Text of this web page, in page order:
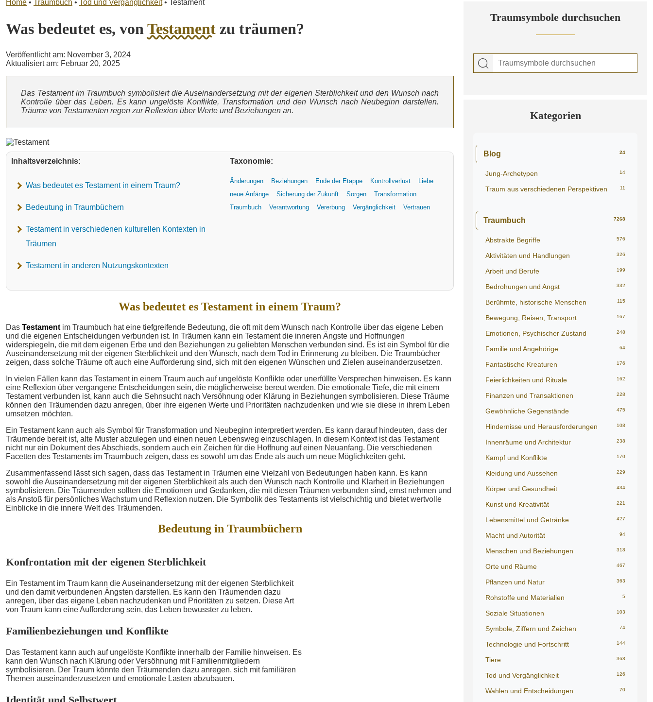
Home • Traumbuch • Tod und Vergänglichkeit • Testament
Was bedeutet es, von Testament zu träumen?
Veröffentlicht am: November 3, 2024
Aktualisiert am: Februar 20, 2025
Das Testament im Traumbuch symbolisiert die Auseinandersetzung mit der eigenen Sterblichkeit und den Wunsch nach
Kontrolle über das Leben. Es kann ungelöste Konflikte, Transformation und den Wunsch nach Neubeginn darstellen.
Träume von Testamenten regen zur Reflexion über Werte und Beziehungen an.
Inhaltsverzeichnis:
Was bedeutet es Testament in einem Traum?
Bedeutung in Traumbüchern
Testament in verschiedenen kulturellen Kontexten in
Träumen
Testament in anderen Nutzungskontexten
Taxonomie:
Änderungen Beziehungen Ende der Etappe Kontrollverlust
Liebe
neue Anfänge
Sicherung der Zukunft Sorgen
Transformation
Traumbuch
Verantwortung Vererbung Vergänglichkeit Vertrauen
Was bedeutet es Testament in einem Traum?
Das Testament im Traumbuch hat eine tiefgreifende Bedeutung, die oft mit dem Wunsch nach Kontrolle über das eigene Leben
und die eigenen Entscheidungen verbunden ist. In Träumen kann ein Testament die inneren Ängste und Hoffnungen
widerspiegeln, die mit dem eigenen Erbe und den Beziehungen zu geliebten Menschen verbunden sind. Es ist ein Symbol für die
Auseinandersetzung mit der eigenen Sterblichkeit und den Wunsch, nach dem Tod in Erinnerung zu bleiben. Die Traumbücher
zeigen, dass solche Träume oft auch eine Aufforderung sind, sich mit den eigenen Wünschen und Zielen auseinanderzusetzen.
In vielen Fällen kann das Testament in einem Traum auch auf ungelöste Konflikte oder unerfüllte Versprechen hinweisen. Es kann
eine Reflexion über vergangene Entscheidungen sein, die möglicherweise bereut werden. Die emotionale Tiefe, die mit einem
Testament verbunden ist, kann auch die Sehnsucht nach Versöhnung oder Klärung in Beziehungen symbolisieren. Diese Träume
können den Träumenden dazu anregen, über ihre eigenen Werte und Prioritäten nachzudenken und wie sie diese in ihrem Leben
umsetzen möchten.
Ein Testament kann auch als Symbol für Transformation und Neubeginn interpretiert werden. Es kann darauf hindeuten, dass der
Träumende bereit ist, alte Muster abzulegen und einen neuen Lebensweg einzuschlagen. In diesem Kontext ist das Testament
nicht nur ein Dokument des Abschieds, sondern auch ein Zeichen für die Hoffnung auf einen Neuanfang. Die verschiedenen
Facetten des Testaments im Traumbuch zeigen, dass es sowohl um das Ende als auch um neue Möglichkeiten geht.
Zusammenfassend lässt sich sagen, dass das Testament in Träumen eine Vielzahl von Bedeutungen haben kann. Es kann
sowohl die Auseinandersetzung mit der eigenen Sterblichkeit als auch den Wunsch nach Kontrolle und Klarheit in Beziehungen
symbolisieren. Die Träumenden sollten die Emotionen und Gedanken, die mit diesen Träumen verbunden sind, ernst nehmen und
als Anstoß für persönliches Wachstum und Reflexion nutzen. Die Symbolik des Testaments ist vielschichtig und bietet wertvolle
Einblicke in die innere Welt des Träumenden.
Bedeutung in Traumbüchern
Konfrontation mit der eigenen Sterblichkeit
Ein Testament im Traum kann die Auseinandersetzung mit der eigenen Sterblichkeit
und den damit verbundenen Ängsten darstellen. Es kann den Träumenden dazu
anregen, über das eigene Leben nachzudenken und Prioritäten zu setzen. Diese Art
von Traum kann eine Aufforderung sein, das Leben bewusster zu leben.
Familienbeziehungen und Konflikte
Das Testament kann auch auf ungelöste Konflikte innerhalb der Familie hinweisen. Es
kann den Wunsch nach Klärung oder Versöhnung mit Familienmitgliedern
symbolisieren. Der Traum könnte den Träumenden dazu anregen, sich mit familiären
Themen auseinanderzusetzen und emotionale Lasten abzubauen.
Traumsymbole durchsuchen
Kategorien
Blog 24
Jung-Archetypen 14
Traum aus verschiedenen Perspektiven 11
Traumbuch 7268
Abstrakte Begriffe 576
Aktivitäten und Handlungen 326
Arbeit und Berufe 199
Bedrohungen und Angst 332
Berühmte, historische Menschen 115
Bewegung, Reisen, Transport 167
Emotionen, Psychischer Zustand 248
Familie und Angehörige 64
Fantastische Kreaturen 176
Feierlichkeiten und Rituale 162
Finanzen und Transaktionen 228
Gewöhnliche Gegenstände 475
Hindernisse und Herausforderungen 108
Innenräume und Architektur 238
Kampf und Konflikte 170
Kleidung und Aussehen 229
Körper und Gesundheit 434
Kunst und Kreativität 221
Lebensmittel und Getränke 427
Macht und Autorität 94
Menschen und Beziehungen 318
Orte und Räume 467
Pflanzen und Natur 363
Rohstoffe und Materialien 5
Soziale Situationen 103
Symbole, Ziffern und Zeichen 74
Technologie und Fortschritt 144
Tiere 368
Tod und Vergänglichkeit 126
Wahlen und Entscheidungen 70